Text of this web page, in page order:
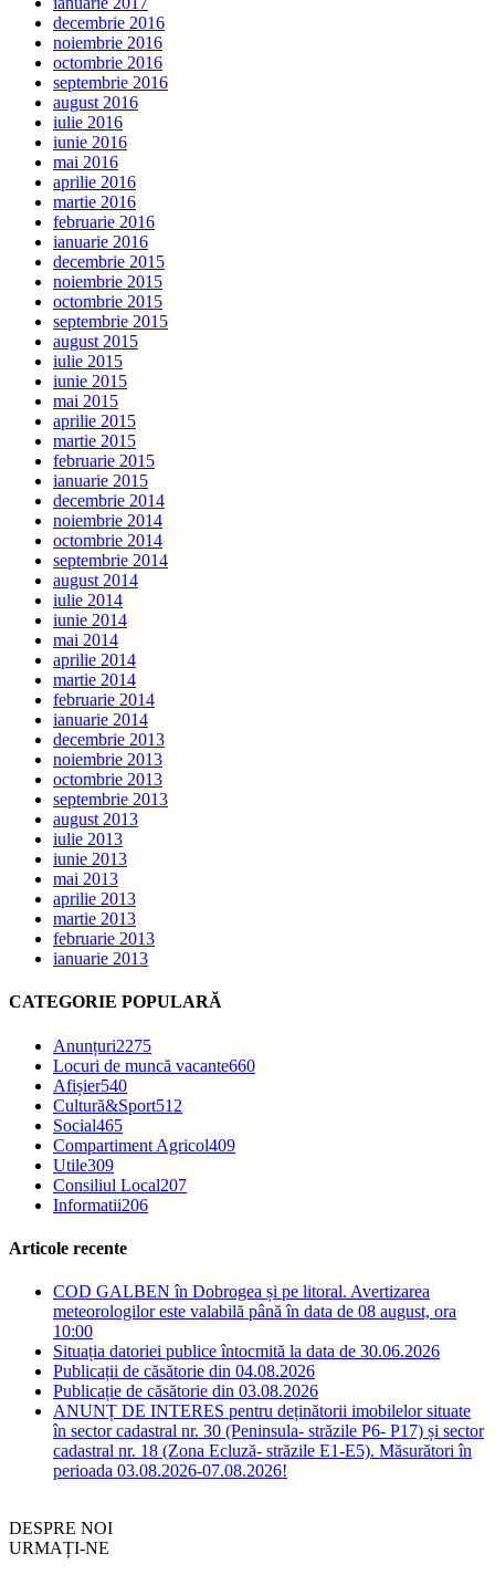
decembrie 2016
noiembrie 2016
octombrie 2016
septembrie 2016
august 2016
iulie 2016
iunie 2016
mai 2016
aprilie 2016
martie 2016
februarie 2016
ianuarie 2016
decembrie 2015
noiembrie 2015
octombrie 2015
septembrie 2015
august 2015
iulie 2015
iunie 2015
mai 2015
aprilie 2015
martie 2015
februarie 2015
ianuarie 2015
decembrie 2014
noiembrie 2014
octombrie 2014
septembrie 2014
august 2014
iulie 2014
iunie 2014
mai 2014
aprilie 2014
martie 2014
februarie 2014
ianuarie 2014
decembrie 2013
noiembrie 2013
octombrie 2013
septembrie 2013
august 2013
iulie 2013
iunie 2013
mai 2013
aprilie 2013
martie 2013
februarie 2013
ianuarie 2013
CATEGORIE POPULARĂ
Anunțuri2275
Locuri de muncă vacante660
Afișier540
Cultură&Sport512
Social465
Compartiment Agricol409
Utile309
Consiliul Local207
Informatii206
Articole recente
COD GALBEN în Dobrogea și pe litoral. Avertizarea
meteorologilor este valabilă până în data de 08 august, ora
10:00
Situația datoriei publice întocmită la data de 30.06.2026
Publicații de căsătorie din 04.08.2026
Publicație de căsătorie din 03.08.2026
ANUNȚ DE INTERES pentru deținătorii imobilelor situate
în sector cadastral nr. 30 (Peninsula- străzile P6- P17) și sector
cadastral nr. 18 (Zona Ecluză- străzile E1-E5). Măsurători în
perioada 03.08.2026-07.08.2026!
DESPRE NOI
URMAȚI-NE